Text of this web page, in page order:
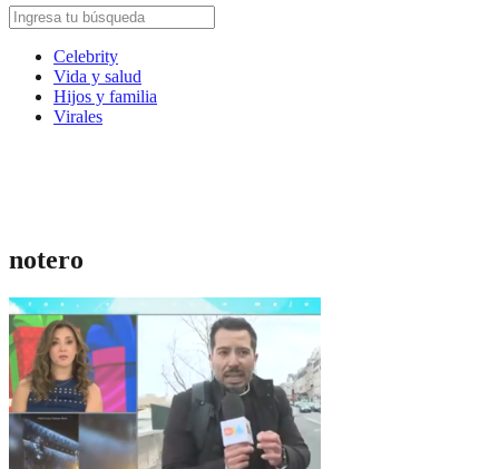
Celebrity
Vida y salud
Hijos y familia
Virales
notero